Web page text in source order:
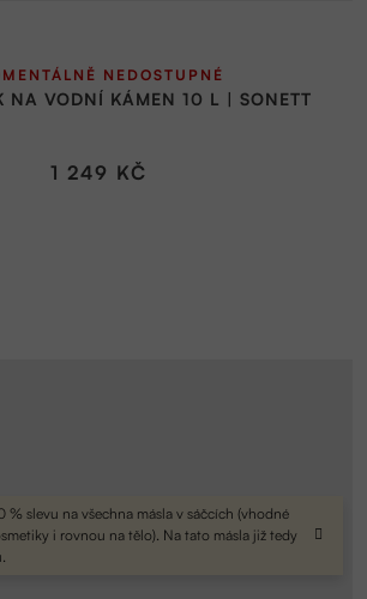
% slevu na všechna másla v sáčcích (vhodné
i rovnou na tělo). Na tato másla již tedy
NA VODNÍ KÁMEN 10 L | SONETT
NEDOSTUPNÉ
1 249 KČ